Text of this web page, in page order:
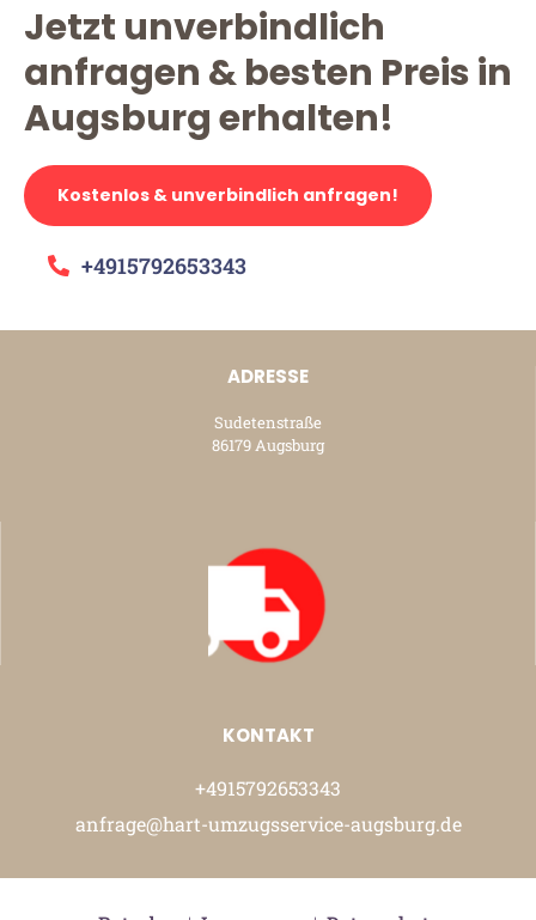
Jetzt unverbindlich
anfragen & besten Preis in
Augsburg erhalten!
Kostenlos & unverbindlich anfragen!
+4915792653343
ADRESSE
Sudetenstraße
86179 Augsburg
KONTAKT
+4915792653343
anfrage@hart-umzugsservice-augsburg.de